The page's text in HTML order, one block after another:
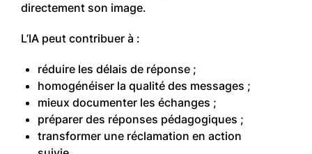
directement son image.
L’IA peut contribuer à :
réduire les délais de réponse ;
homogénéiser la qualité des messages ;
mieux documenter les échanges ;
préparer des réponses pédagogiques ;
transformer une réclamation en action